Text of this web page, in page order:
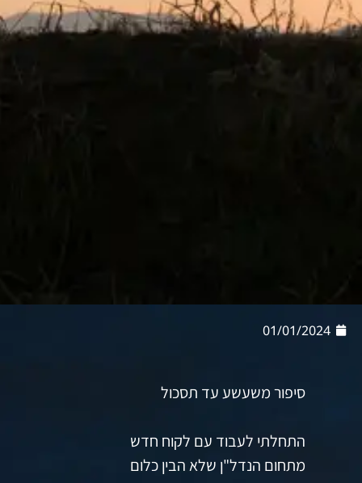
01/01/2024
סיפור משעשע עד תסכול
התחלתי לעבוד עם לקוח חדש
מתחום הנדל"ן שלא הבין כלום